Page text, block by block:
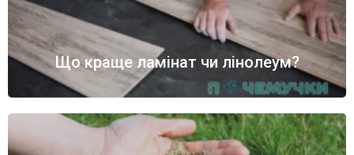
Що краще ламінат чи лінолеум?